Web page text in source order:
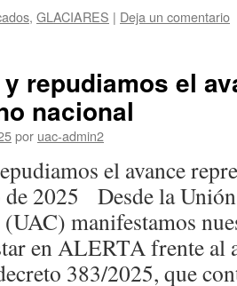
, GLACIARES | Deja un comentario
repudiamos el
nacional
por uac-admin2
el avance
2025 Desde la
manifestamos
en ALERTA frente al
383/2025, que